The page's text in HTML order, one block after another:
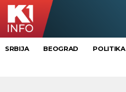
SRBIJA BEOGRAD POLITIKA